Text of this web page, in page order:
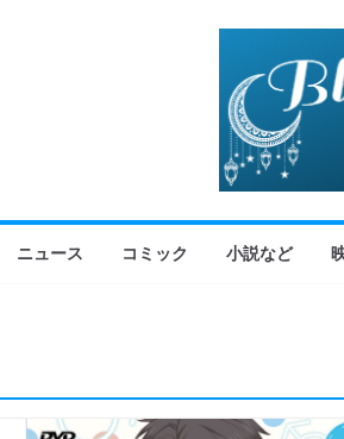
ニュース コミック 小説など